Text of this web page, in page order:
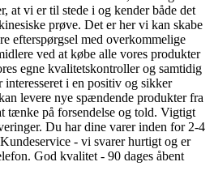
at vi er til stede i og kender både det
prøve. Det er her vi kan skabe
efterspørgsel med overkommelige
ved at købe alle vores produkter
egne kvalitetskontroller og samtidig
i en positiv og sikker
levere nye spændende produkter fra
tænke på forsendelse og told. Vigtigt
Du har dine varer inden for 2-4
- vi svarer hurtigt og er
God kvalitet - 90 dages åbent